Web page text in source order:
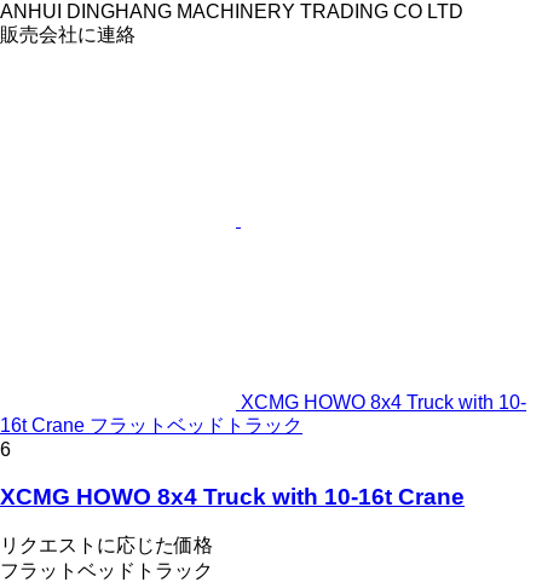
ANHUI DINGHANG MACHINERY TRADING CO LTD
販売会社に連絡
XCMG HOWO 8x4 Truck with 10-
16t Crane フラットベッドトラック
6
XCMG HOWO 8x4 Truck with 10-16t Crane
リクエストに応じた価格
フラットベッドトラック